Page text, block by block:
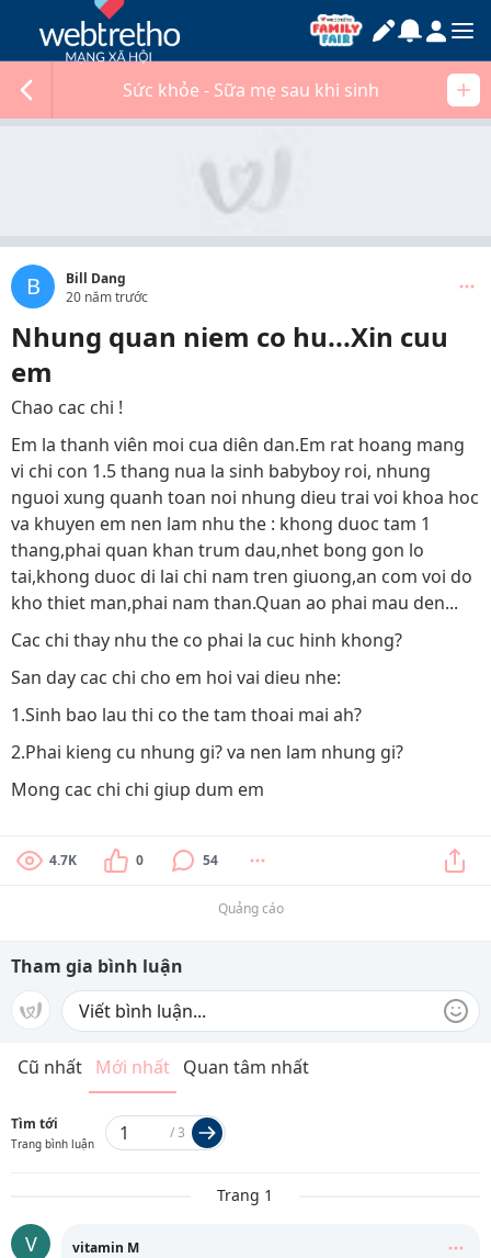
Sức khỏe - Sữa mẹ sau khi sinh
B
Bill Dang
20 năm trước
Nhung quan niem co hu...Xin cuu
em
Chao cac chi !
Em la thanh viên moi cua diên dan.Em rat hoang mang
vi chi con 1.5 thang nua la sinh babyboy roi, nhung
nguoi xung quanh toan noi nhung dieu trai voi khoa hoc
va khuyen em nen lam nhu the : khong duoc tam 1
thang,phai quan khan trum dau,nhet bong gon lo
tai,khong duoc di lai chi nam tren giuong,an com voi do
kho thiet man,phai nam than.Quan ao phai mau den...
Cac chi thay nhu the co phai la cuc hinh khong?
San day cac chi cho em hoi vai dieu nhe:
1.Sinh bao lau thi co the tam thoai mai ah?
2.Phai kieng cu nhung gi? va nen lam nhung gi?
Mong cac chi chi giup dum em
4.7K 0 54
Quảng cáo
Tham gia bình luận
Cũ nhất Mới nhất Quan tâm nhất
Tìm tới
Trang bình luận
/3
Trang 1
V vitamin M